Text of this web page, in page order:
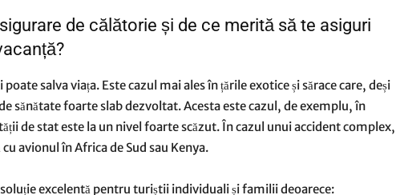
de călătorie și de ce merită să te asiguri
salva viața. Este cazul mai ales în țările exotice și sărace care, deși
sănătate foarte slab dezvoltat. Acesta este cazul, de exemplu, în
de stat este la un nivel foarte scăzut. În cazul unui accident complex,
avionul în Africa de Sud sau Kenya.
excelentă pentru turiștii individuali și familii deoarece: